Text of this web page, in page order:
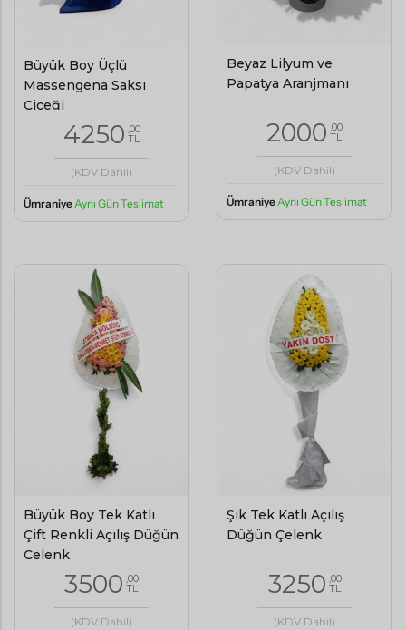
Büyük Boy Üçlü
Massengena Saksı
Çiçeği
4250 ,00
TL
(KDV Dahil)
ÜmraniyeAynı Gün Teslimat
Beyaz Lilyum ve
Papatya Aranjmanı
2000 ,00
TL
(KDV Dahil)
Ümraniye Aynı Gün Teslimat
Büyük Boy Tek Katlı
Çift Renkli Açılış Düğün
Çelenk
3500 ,00
TL
(KDV Dahil)
Şık Tek Katlı Açılış
Düğün Çelenk
3250 ,00
TL
(KDV Dahil)